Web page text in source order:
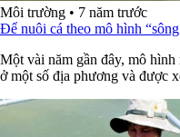
Môi trường • 7 năm trước
Để nuôi cá theo mô hình
Một vài năm gần đây, mô
ở một số địa phương và được